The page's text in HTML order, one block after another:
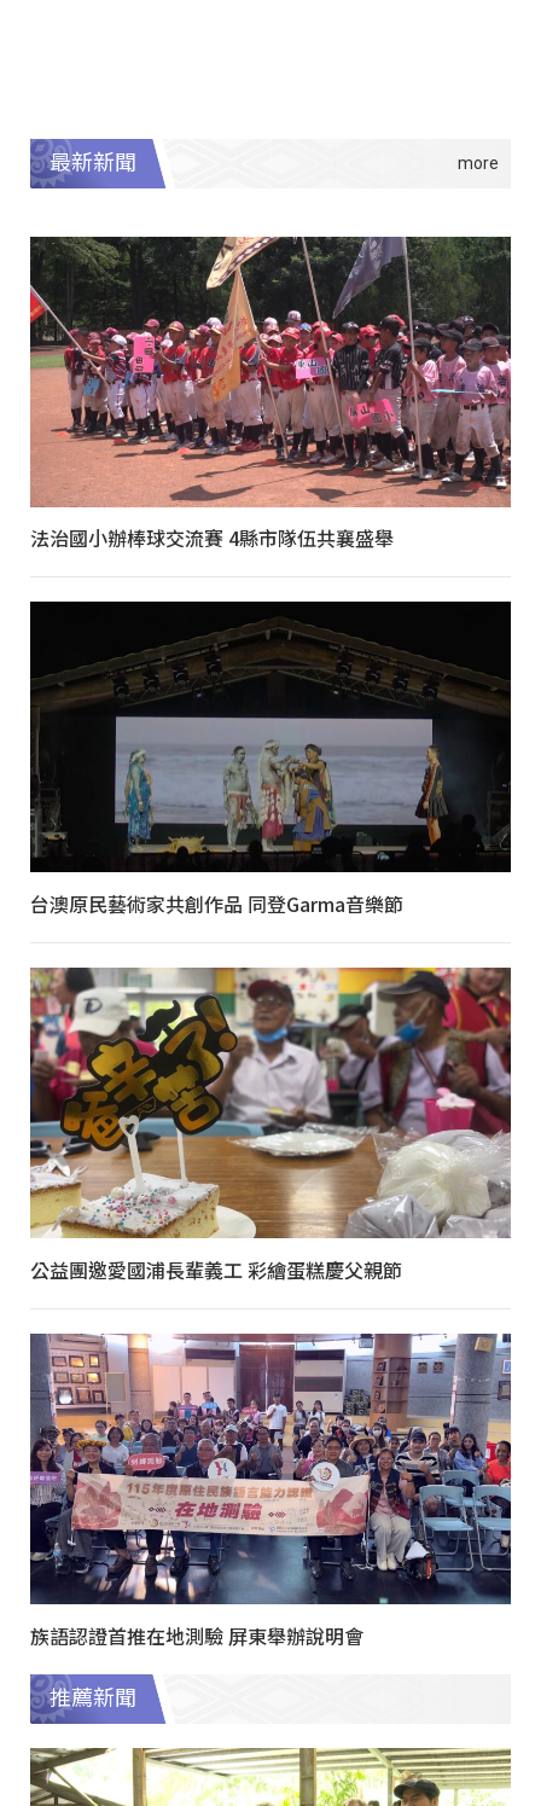
最新新聞
法治國小辦棒球交流賽 4縣市隊伍共襄盛舉
台澳原民藝術家共創作品 同登Garma音樂節
公益團邀愛國浦長輩義工 彩繪蛋糕慶父親節
族語認證首推在地測驗 屏東舉辦說明會
推薦新聞